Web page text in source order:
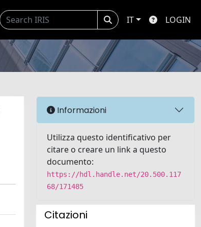
IT LOGIN
Informazioni
Utilizza questo identificativo per
citare o creare un link a questo
documento:
https://hdl.handle.net/20.500.117
68/171485
Citazioni